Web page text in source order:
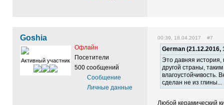
Goshia
Активный участник
Офлайн
Посетители
500 сообщений
Сообщение
Личные данные
00:39, 18.04.2017 #7
German (21.12.2016,
Это давняя история,
другой страны,
влагоустойчивость.
сделан не из глины...
Любой керамический